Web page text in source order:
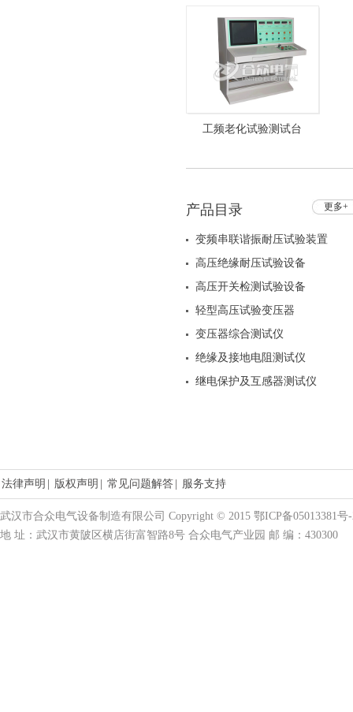
工频老化试验测试台
更多+
产品目录
变频串联谐振耐压试验装置
高压绝缘耐压试验设备
高压开关检测试验设备
轻型高压试验变压器
变压器综合测试仪
绝缘及接地电阻测试仪
继电保护及互感器测试仪
法律声明 版权声明 常见问题解答 服务支持
武汉市合众电气设备制造有限公司 Copyright © 2015 鄂ICP备05013381号
地 址：武汉市黄陂区横店街富智路8号 合众电气产业园 邮 编：430300